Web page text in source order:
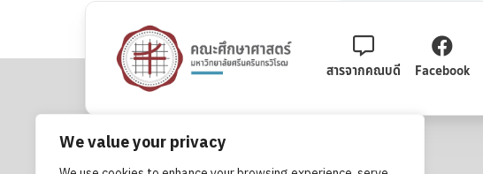
We value your privacy
สารจากคณบดี Facebook
คณะศึกษาศาสตร์ มหาวิทยาลัยศรีนครินทรวิโรฒ